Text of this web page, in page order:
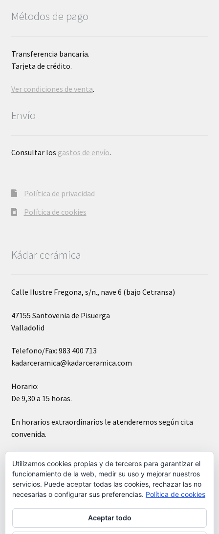
Métodos de pago
Transferencia bancaria.
Tarjeta de crédito.
Ver condiciones de venta.
Envío
Consultar los gastos de envío.
Política de privacidad
Política de cookies
Kádar cerámica
Calle Ilustre Fregona, s/n., nave 6 (bajo Cetransa)
47155 Santovenia de Pisuerga
Valladolid
Telefono/Fax: 983 400 713
kadarceramica@kadarceramica.com
Horario:
De 9,30 a 15 horas.
En horarios extraordinarios le atenderemos según cita
convenida.
Construido con WooCommerce.
Utilizamos cookies propias y de terceros para garantizar el
funcionamiento de la web, medir su uso y mejorar nuestros
servicios. Puede aceptar todas las cookies, rechazar las no
necesarias o configurar sus preferencias. Política de cookies
Aceptar todo